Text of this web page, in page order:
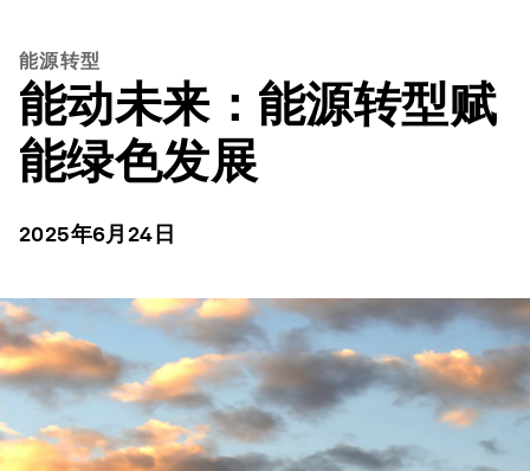
能源转型
能动未来：能源转型赋
能绿色发展
2025年6月24日